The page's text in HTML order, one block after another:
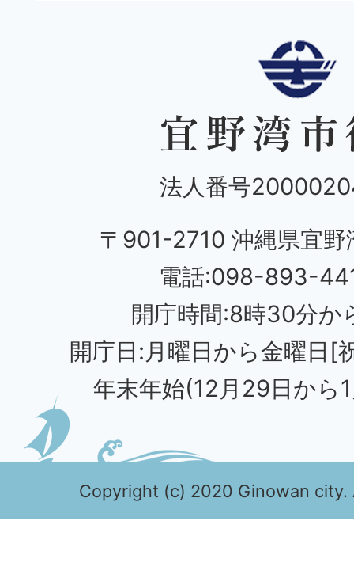
法人番号
〒901-2710 沖縄県宜野
電話:098-893-
開庁時間:8時30分か
開庁日:月曜日から金曜日[
年末年始(12月29日から
Copyright (c) 2020 Ginowan city.